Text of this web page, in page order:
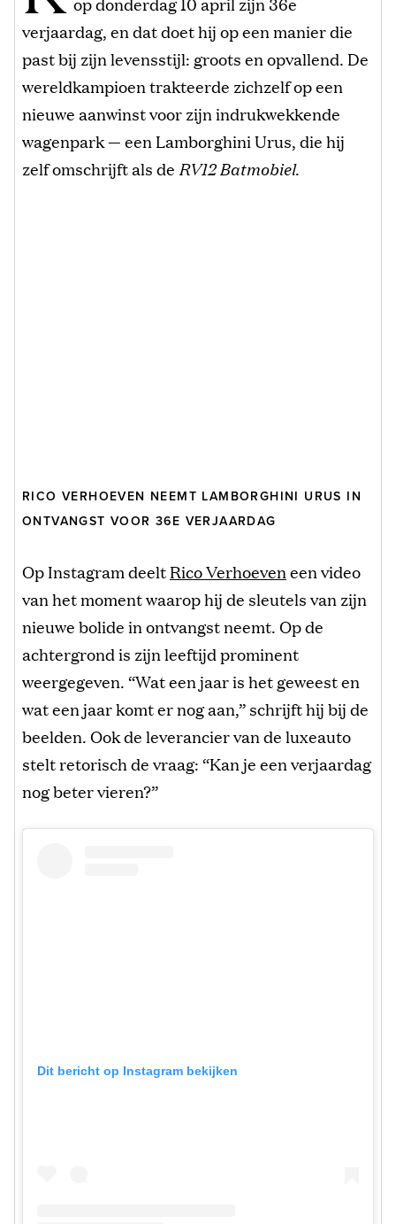
verjaardag, en dat doet hij op een manier die
past bij zijn levensstijl: groots en opvallend. De
wereldkampioen trakteerde zichzelf op een
nieuwe aanwinst voor zijn indrukwekkende
wagenpark — een Lamborghini Urus, die hij
zelf omschrijft als de RV12 Batmobiel.
RICO VERHOEVEN NEEMT LAMBORGHINI URUS IN
ONTVANGST VOOR 36E VERJAARDAG
Op Instagram deeltRico Verhoeveneen video
van het moment waarop hij de sleutels van zijn
nieuwe bolide in ontvangst neemt. Op de
achtergrond is zijn leeftijd prominent
weergegeven. “Wat een jaar is het geweest en
wat een jaar komt er nog aan,” schrijft hij bij de
beelden. Ook de leverancier van de luxeauto
stelt retorisch de vraag: “Kan je een verjaardag
nog beter vieren?”
Dit bericht op Instagram bekijken